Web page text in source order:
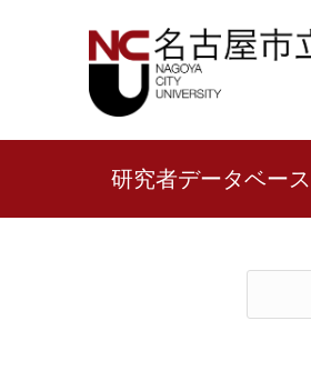
研究者データベース